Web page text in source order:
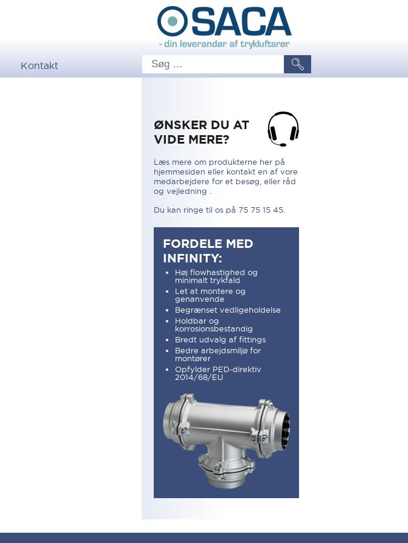
Kontakt
ØNSKER DU AT
VIDE MERE?
Læs mere om produkterne her på
hjemmesiden eller kontakt en af vore
medarbejdere for et besøg, eller råd
og vejledning .
Du kan ringe til os på 75 75 15 45.
FORDELE MED
INFINITY:
Høj flowhastighed og
minimalt trykfald
Let at montere og
genanvende
Begrænset vedligeholdelse
Holdbar og
korrosionsbestandig
Bredt udvalg af fittings
Bedre arbejdsmiljø for
montører
Opfylder PED-direktiv
2014/68/EU